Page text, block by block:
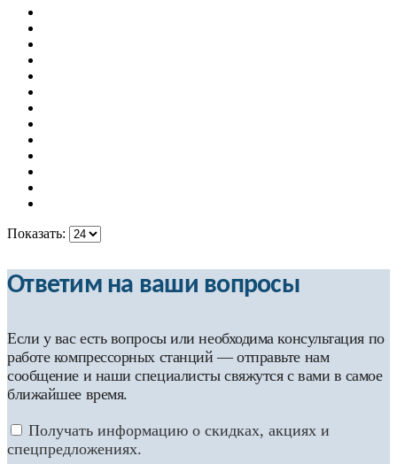
Показать:
Ответим на ваши вопросы
Если у вас есть вопросы или необходима консультация по
работе компрессорных станций — отправьте нам
сообщение и наши специалисты свяжутся с вами в самое
ближайшее время.
Получать информацию о скидках, акциях и
спецпредложениях.